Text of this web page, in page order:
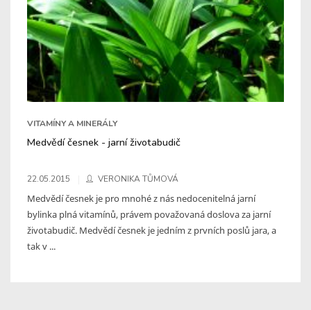
VITAMÍNY A MINERÁLY
Medvědí česnek - jarní životabudič
22.05.2015 VERONIKA TŮMOVÁ
Medvědí česnek je pro mnohé z nás nedocenitelná jarní
bylinka plná vitamínů, právem považovaná doslova za jarní
životabudič. Medvědí česnek je jedním z prvních poslů jara, a
tak v ...